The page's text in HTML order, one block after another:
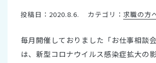
投稿日：2020.8.6. カテゴリ： 求職の方
毎月開催しておりました「お仕事相談会
は、新型コロナウイルス感染症拡大の